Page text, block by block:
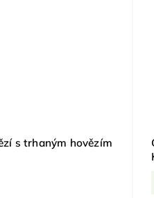
s trhaným hovězím